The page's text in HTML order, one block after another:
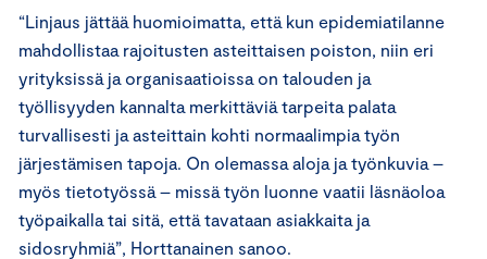
“Linjaus jättää huomioimatta, että kun epidemiatilanne
mahdollistaa rajoitusten asteittaisen poiston, niin eri
yrityksissä ja organisaatioissa on talouden ja
työllisyyden kannalta merkittäviä tarpeita palata
turvallisesti ja asteittain kohti normaalimpia työn
järjestämisen tapoja. On olemassa aloja ja työnkuvia –
myös tietotyössä – missä työn luonne vaatii läsnäoloa
työpaikalla tai sitä, että tavataan asiakkaita ja
sidosryhmiä”, Horttanainen sanoo.